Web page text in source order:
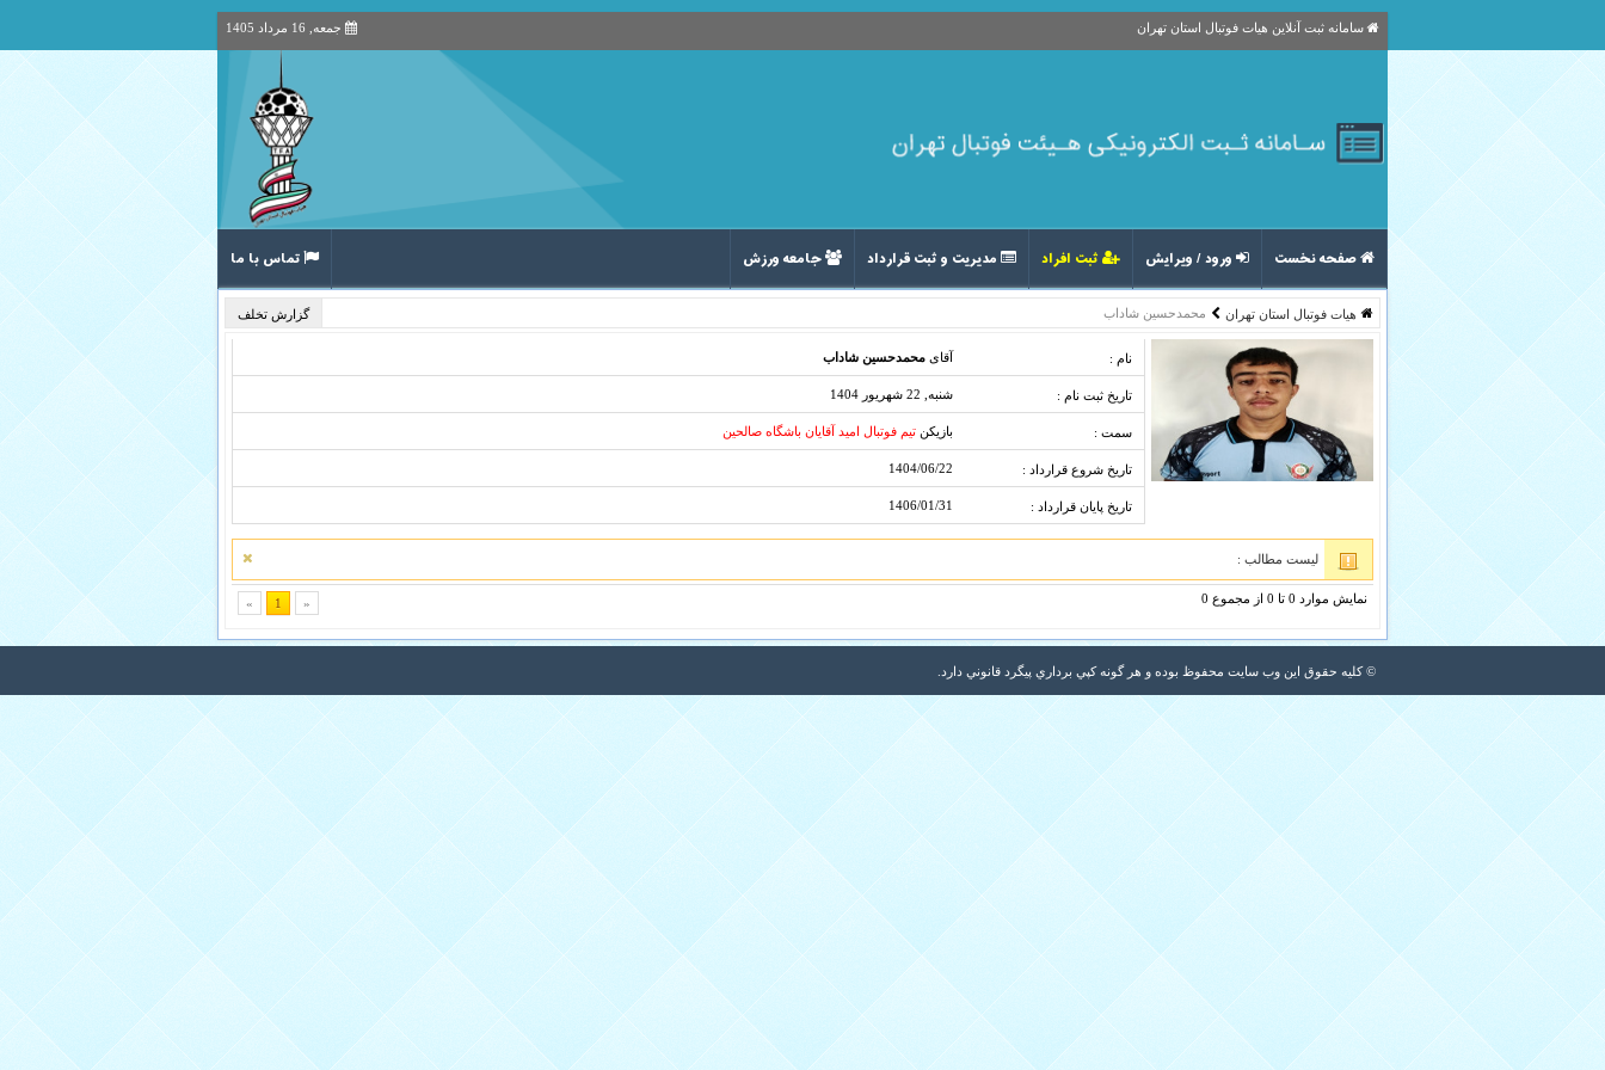
جمعه, 16 مرداد 1405 سامانه ثبت آنلاین هیات فوتبال استان تهران
صفحه نخست ورود / ویرایش ثبت افراد مدیریت و ثبت قرارداد جامعه ورزش تماس با ما
گزارش تخلف هیات فوتبال استان تهران محمدحسین شاداب
نام : آقایمحمدحسین شاداب
تاریخ ثبت نام : شنبه, 22 شهریور 1404
سمت : بازیکنتیم فوتبال امید آقایان باشگاه صالحین
تاریخ شروع قرارداد : 1404/06/22
تاریخ پایان قرارداد : 1406/01/31
لیست مطالب :
نمایش موارد 0 تا 0 از مجموع 0 » 1 «
© کلیه حقوق اين وب سايت محفوظ بوده و هر گونه کپي برداري پيگرد قانوني دارد.